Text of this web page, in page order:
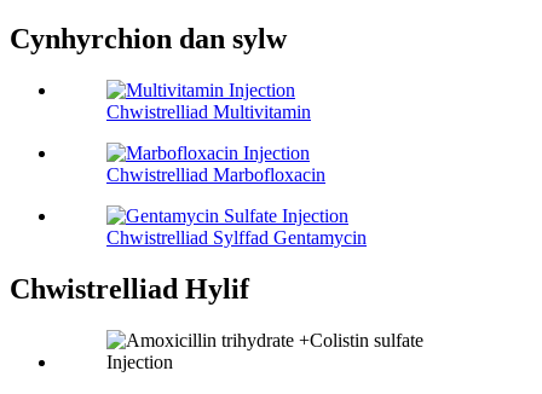
Cynhyrchion dan sylw
Chwistrelliad Multivitamin
Chwistrelliad Marbofloxacin
Chwistrelliad Sylffad Gentamycin
Chwistrelliad Hylif